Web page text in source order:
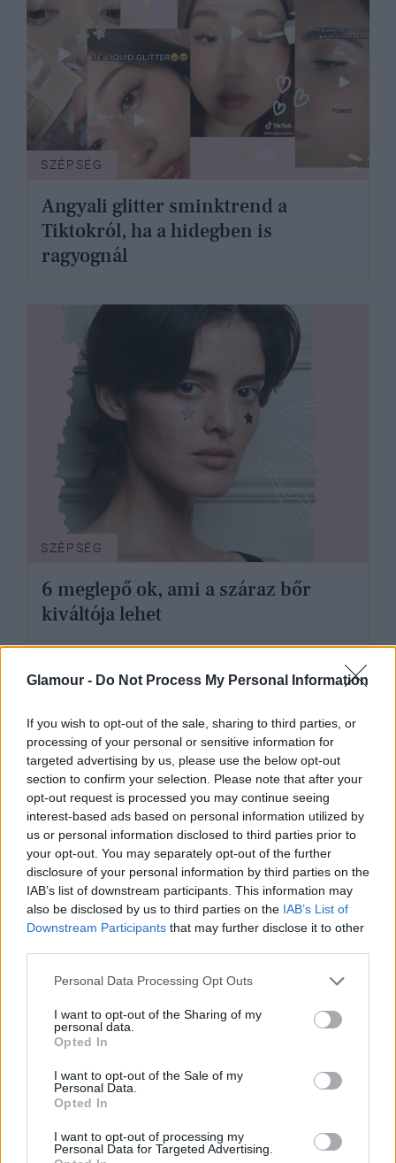
Glamour - Do Not Process My Personal Information
If you wish to opt-out of the sale, sharing to third parties, or
processing of your personal or sensitive information for
targeted advertising by us, please use the below opt-out
section to confirm your selection. Please note that after your
opt-out request is processed you may continue seeing
interest-based ads based on personal information utilized by
us or personal information disclosed to third parties prior to
your opt-out. You may separately opt-out of the further
disclosure of your personal information by third parties on the
IAB’s list of downstream participants. This information may
also be disclosed by us to third parties on the IAB’s List of
Downstream Participants that may further disclose it to other
Please note that this website/app uses one or more Google
not limited to your visit or usage behaviour. You may click to
grant or deny consent to Google and its third-party tags to
use your data for below specified purposes in below Google
consent section.
Personal Data Processing Opt Outs
I want to opt-out of the Sharing of my
personal data.
Opted In
I want to opt-out of the Sale of my
Personal Data.
Opted In
I want to opt-out of processing my
Personal Data for Targeted Advertising.
SZÉPSÉG
Angyali glitter sminktrend a
Tiktokról, ha a hidegben is
ragyognál
SZÉPSÉG
6 meglepő ok, ami a száraz bőr
kiváltója lehet
SZÉPSÉG
Karácsonyi körmök minden
mennyiségben - Itt vannak az első